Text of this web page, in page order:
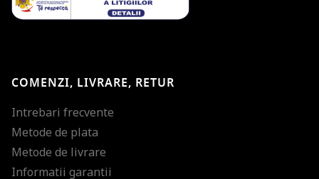
COMENZI, LIVRARE, RETUR
Intrebari frecvente
Metode de plata
Metode de livrare
Informatii garantii